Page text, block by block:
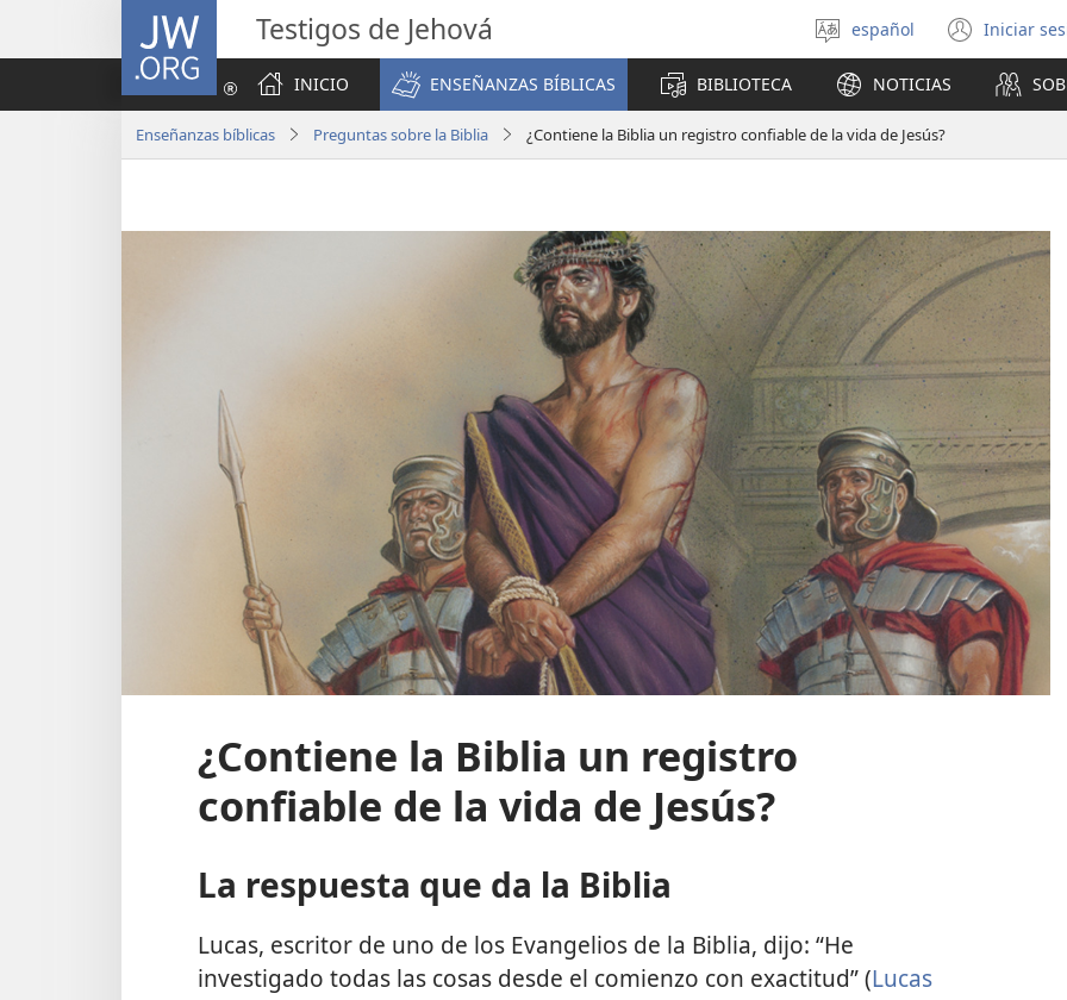
JW.ORG Testigos de Jehová
Seleccionar
idioma
español Iniciar(abre
una
nueva
INICIO
ENSEÑANZAS BÍBLICAS BIBLIOTECA NOTICIAS
Enseñanzas bíblicas Preguntas sobre la Biblia ¿Contiene la Biblia un registro confiable de la vida de Jesús?
¿Contiene la Biblia un registro
confiable de la vida de Jesús?
La respuesta que da la Biblia
Lucas, escritor de uno de los Evangelios de la Biblia, dijo: “He
investigado todas las cosas desde el comienzo con exactitud” (Lucas